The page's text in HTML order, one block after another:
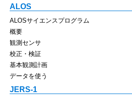
ALOS
ALOSサイエンスプログラム
概要
観測センサ
校正・検証
基本観測計画
データを使う
JERS-1